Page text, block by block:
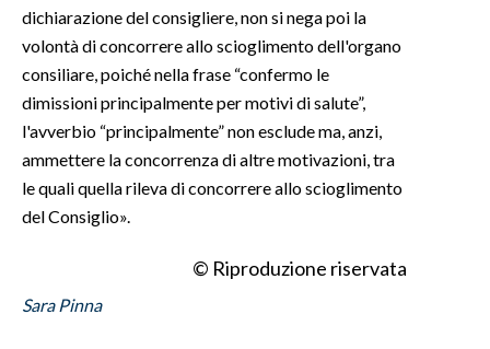
dichiarazione del consigliere, non si nega poi la
volontà di concorrere allo scioglimento dell'organo
consiliare, poiché nella frase “confermo le
dimissioni principalmente per motivi di salute”,
l'avverbio “principalmente” non esclude ma, anzi,
ammettere la concorrenza di altre motivazioni, tra
le quali quella rileva di concorrere allo scioglimento
del Consiglio».
© Riproduzione riservata
Sara Pinna